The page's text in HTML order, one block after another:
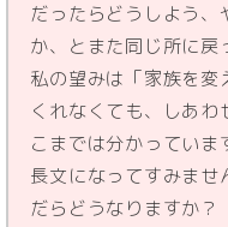
だったらどうしよう
か、とまた同じ所に戻
私の望みは「家族を変
くれなくても、しあ
こまでは分かっていま
長文になってすみませ
だらどうなりますか？